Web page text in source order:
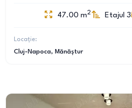
47.00 m2 Etajul 3
Locație:
Cluj-Napoca, Mănăștur